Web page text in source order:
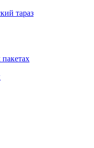
тараз